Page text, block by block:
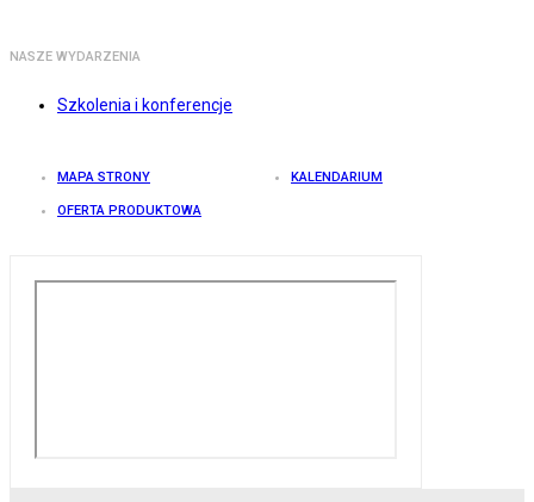
NASZE WYDARZENIA
Szkolenia i konferencje
MAPA STRONY KALENDARIUM
OFERTA PRODUKTOWA